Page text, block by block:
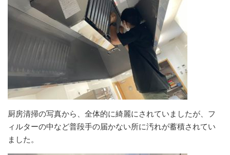
厨房清掃の写真から、全体的に綺麗にされていましたが、フ
ィルターの中など普段手の届かない所に汚れが蓄積されてい
ました。